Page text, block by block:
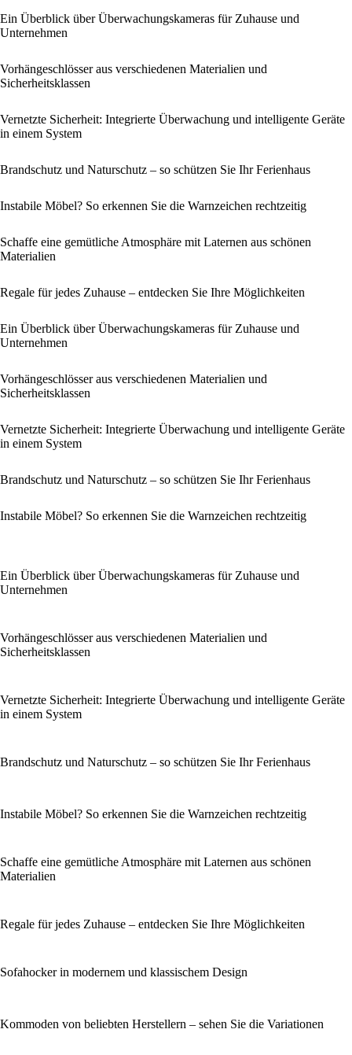
Ein Überblick über Überwachungskameras für Zuhause und
Unternehmen
Vorhängeschlösser aus verschiedenen Materialien und
Sicherheitsklassen
Vernetzte Sicherheit: Integrierte Überwachung und intelligente Geräte
in einem System
Brandschutz und Naturschutz – so schützen Sie Ihr Ferienhaus
Instabile Möbel? So erkennen Sie die Warnzeichen rechtzeitig
Schaffe eine gemütliche Atmosphäre mit Laternen aus schönen
Materialien
Regale für jedes Zuhause – entdecken Sie Ihre Möglichkeiten
Ein Überblick über Überwachungskameras für Zuhause und
Unternehmen
Vorhängeschlösser aus verschiedenen Materialien und
Sicherheitsklassen
Vernetzte Sicherheit: Integrierte Überwachung und intelligente Geräte
in einem System
Brandschutz und Naturschutz – so schützen Sie Ihr Ferienhaus
Instabile Möbel? So erkennen Sie die Warnzeichen rechtzeitig
Ein Überblick über Überwachungskameras für Zuhause und
Unternehmen
Vorhängeschlösser aus verschiedenen Materialien und
Sicherheitsklassen
Vernetzte Sicherheit: Integrierte Überwachung und intelligente Geräte
in einem System
Brandschutz und Naturschutz – so schützen Sie Ihr Ferienhaus
Instabile Möbel? So erkennen Sie die Warnzeichen rechtzeitig
Schaffe eine gemütliche Atmosphäre mit Laternen aus schönen
Materialien
Regale für jedes Zuhause – entdecken Sie Ihre Möglichkeiten
Sofahocker in modernem und klassischem Design
Kommoden von beliebten Herstellern – sehen Sie die Variationen